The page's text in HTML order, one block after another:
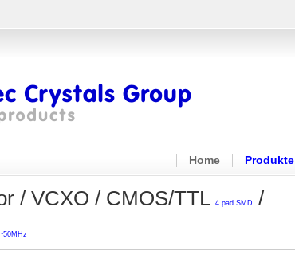
Home Produkte
/ VCXO / CMOS/TTL 4 pad SMD
/